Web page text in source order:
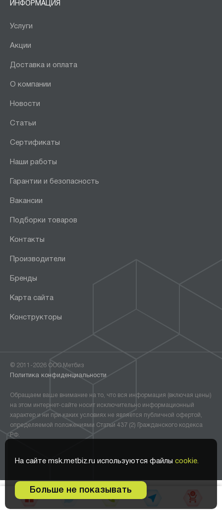
0
На сайте msk.metbiz.ru используются файлы cookie.
Больше не показывать
ИНФОРМАЦИЯ
Услуги
Акции
Доставка и оплата
О компании
Новости
Статьи
Сертификаты
Наши работы
Гарантии и безопасность
Вакансии
Подборки товаров
Контакты
Производители
Бренды
Карта сайта
Конструкторы
© 2011-2026 ООО Метбиз
Политика конфиденциальности
Обращаем ваше внимание на то, что вся информация (включая цены)
на этом интернет-сайте носит исключительно информационный
характер и ни при каких условиях не является публичной офертой,
определяемой положениями Статьи 437 (2) Гражданского кодекса
РФ.